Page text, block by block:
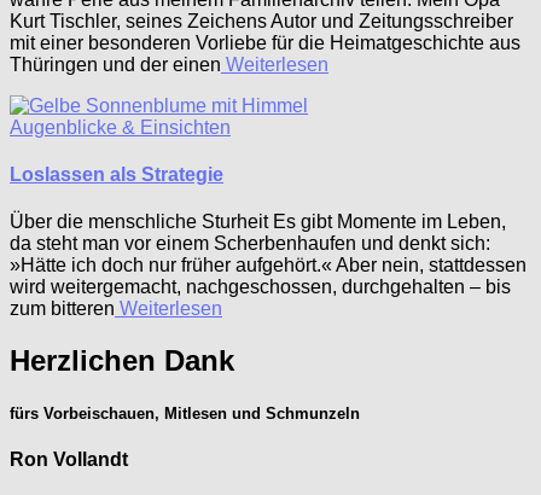
Kurt Tischler, seines Zeichens Autor und Zeitungsschreiber
mit einer besonderen Vorliebe für die Heimatgeschichte aus
Thüringen und der einen Weiterlesen
Augenblicke & Einsichten
Loslassen als Strategie
Über die menschliche Sturheit Es gibt Momente im Leben,
da steht man vor einem Scherbenhaufen und denkt sich:
»Hätte ich doch nur früher aufgehört.« Aber nein, stattdessen
wird weitergemacht, nachgeschossen, durchgehalten – bis
zum bitteren Weiterlesen
Herzlichen Dank
fürs Vorbeischauen, Mitlesen und Schmunzeln
Ron Vollandt